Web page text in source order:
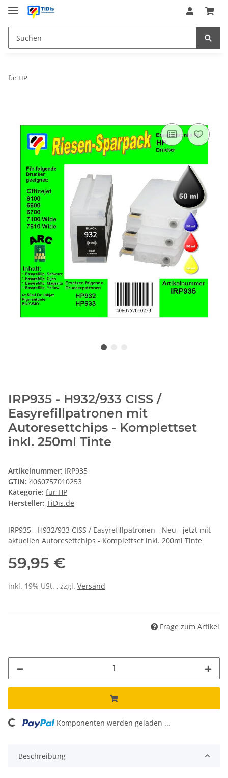
für HP
IRP935 - H932/933 CISS /
Easyrefillpatronen mit
Autoresettchips - Komplettset
inkl. 250ml Tinte
Artikelnummer: IRP935
GTIN: 4060757010253
Kategorie: für HP
Hersteller: TiDis.de
IRP935 - H932/933 CISS / Easyrefillpatronen - Neu - jetzt mit
aktuellen Autoresettchips - Komplettset inkl. 200ml Tinte
59,95 €
inkl. 19% USt. , zzgl. Versand
Frage zum Artikel
Komponenten werden geladen ...
Beschreibung